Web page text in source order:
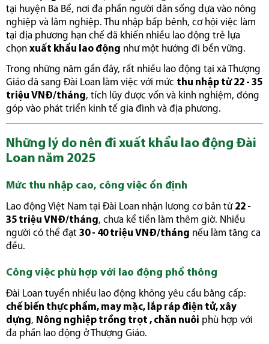
tại huyện Ba Bể, nơi đa phần người dân sống dựa vào nông
nghiệp và lâm nghiệp. Thu nhập bấp bênh, cơ hội việc làm
tại địa phương hạn chế đã khiến nhiều lao động trẻ lựa
chọn xuất khẩu lao động như một hướng đi bền vững.
Trong những năm gần đây, rất nhiều lao động tại xã Thượng
Giáo đã sang Đài Loan làm việc với mức thu nhập từ 22 - 35
triệu VNĐ/tháng, tích lũy được vốn và kinh nghiệm, đóng
góp vào phát triển kinh tế gia đình và địa phương.
Những lý do nên đi xuất khẩu lao động Đài
Loan năm 2025
Mức thu nhập cao, công việc ổn định
Lao động Việt Nam tại Đài Loan nhận lương cơ bản từ 22 -
35 triệu VNĐ/tháng, chưa kể tiền làm thêm giờ. Nhiều
người có thể đạt 30 - 40 triệu VNĐ/tháng nếu làm tăng ca
đều.
Công việc phù hợp với lao động phổ thông
Đài Loan tuyển nhiều lao động không yêu cầu bằng cấp:
chế biến thực phẩm, may mặc, lắp ráp điện tử, xây
dựng, Nông nghiệp trồng trọt , chăn nuôi phù hợp với
đa phần lao động ở Thượng Giáo.